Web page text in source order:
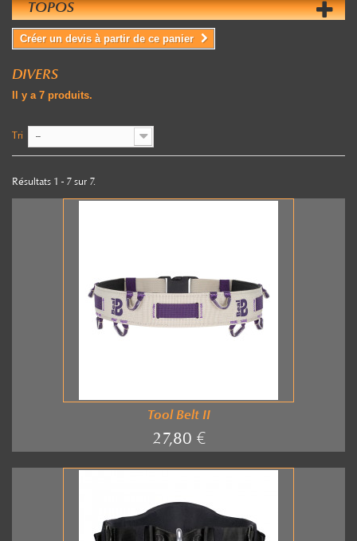
TOPOS
Créer un devis à partir de ce panier
DIVERS
Il y a 7 produits.
Tri --
Résultats 1 - 7 sur 7.
Tool Belt II
27,80 €